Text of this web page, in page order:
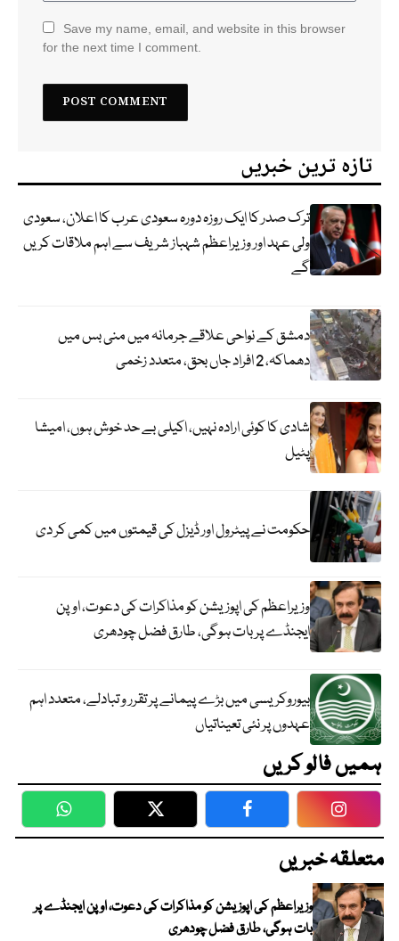
Save my name, email, and website in this browser
for the next time I comment.
تازہ ترین خبریں
ترک صدر کا ایک روزہ دورہ سعودی عرب کا اعلان، سعودی
ولی عہد اور وزیراعظم شہباز شریف سے اہم ملاقات کریں
گے
دمشق کے نواحی علاقے جرمانہ میں منی بس میں
دھماکہ، 2 افراد جاں بحق، متعدد زخمی
شادی کا کوئی ارادہ نہیں، اکیلی بے حد خوش ہوں، امیشا
پٹیل
حکومت نے پیٹرول اور ڈیزل کی قیمتوں میں کمی کر دی
وزیراعظم کی اپوزیشن کو مذاکرات کی دعوت، اوپن
ایجنڈے پر بات ہوگی، طارق فضل چودھری
بیوروکریسی میں بڑے پیمانے پر تقرر و تبادلے، متعدد اہم
عہدوں پر نئی تعیناتیاں
ہمیں فالو کریں
WhatsApp Twitter Facebook
متعلقہ خبریں
وزیراعظم کی اپوزیشن کو مذاکرات کی دعوت، اوپن ایجنڈے پر
بات ہوگی، طارق فضل چودھری